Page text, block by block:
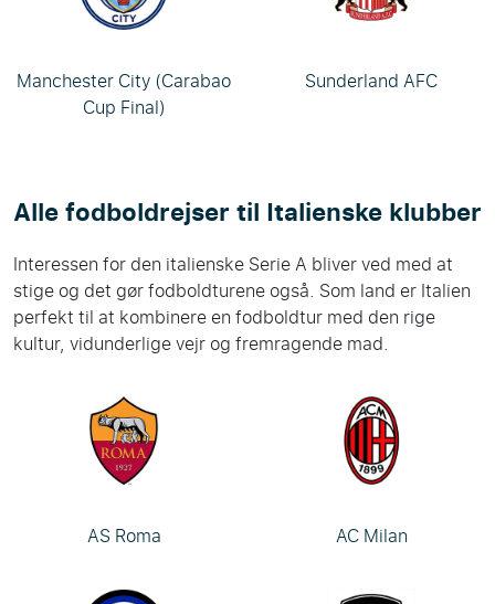
Manchester City (Carabao
Cup Final)
Sunderland AFC
Alle fodboldrejser til Italienske klubber
Interessen for den italienske Serie A bliver ved med at
stige og det gør fodboldturene også. Som land er Italien
perfekt til at kombinere en fodboldtur med den rige
kultur, vidunderlige vejr og fremragende mad.
AS Roma AC Milan